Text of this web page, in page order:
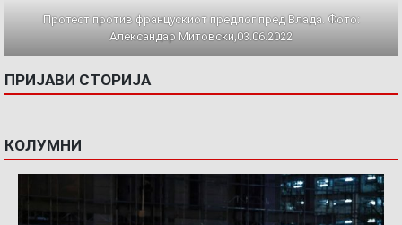
Протест против францускиот предлог пред Влада. Фото:
Александар Митовски,03.06.2022
ПРИЈАВИ СТОРИЈА
КОЛУМНИ